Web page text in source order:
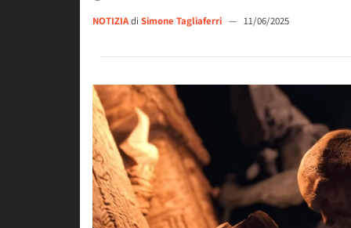
NOTIZIAdi Simone Tagliaferri — 11/06/2025